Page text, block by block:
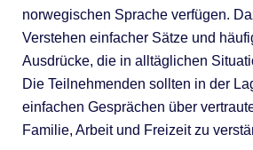
norwegischen Sprache verfügen.
Verstehen einfacher Sätze und
Ausdrücke, die in alltäglichen
Die Teilnehmenden sollten in der
einfachen Gesprächen über
Familie, Arbeit und Freizeit zu